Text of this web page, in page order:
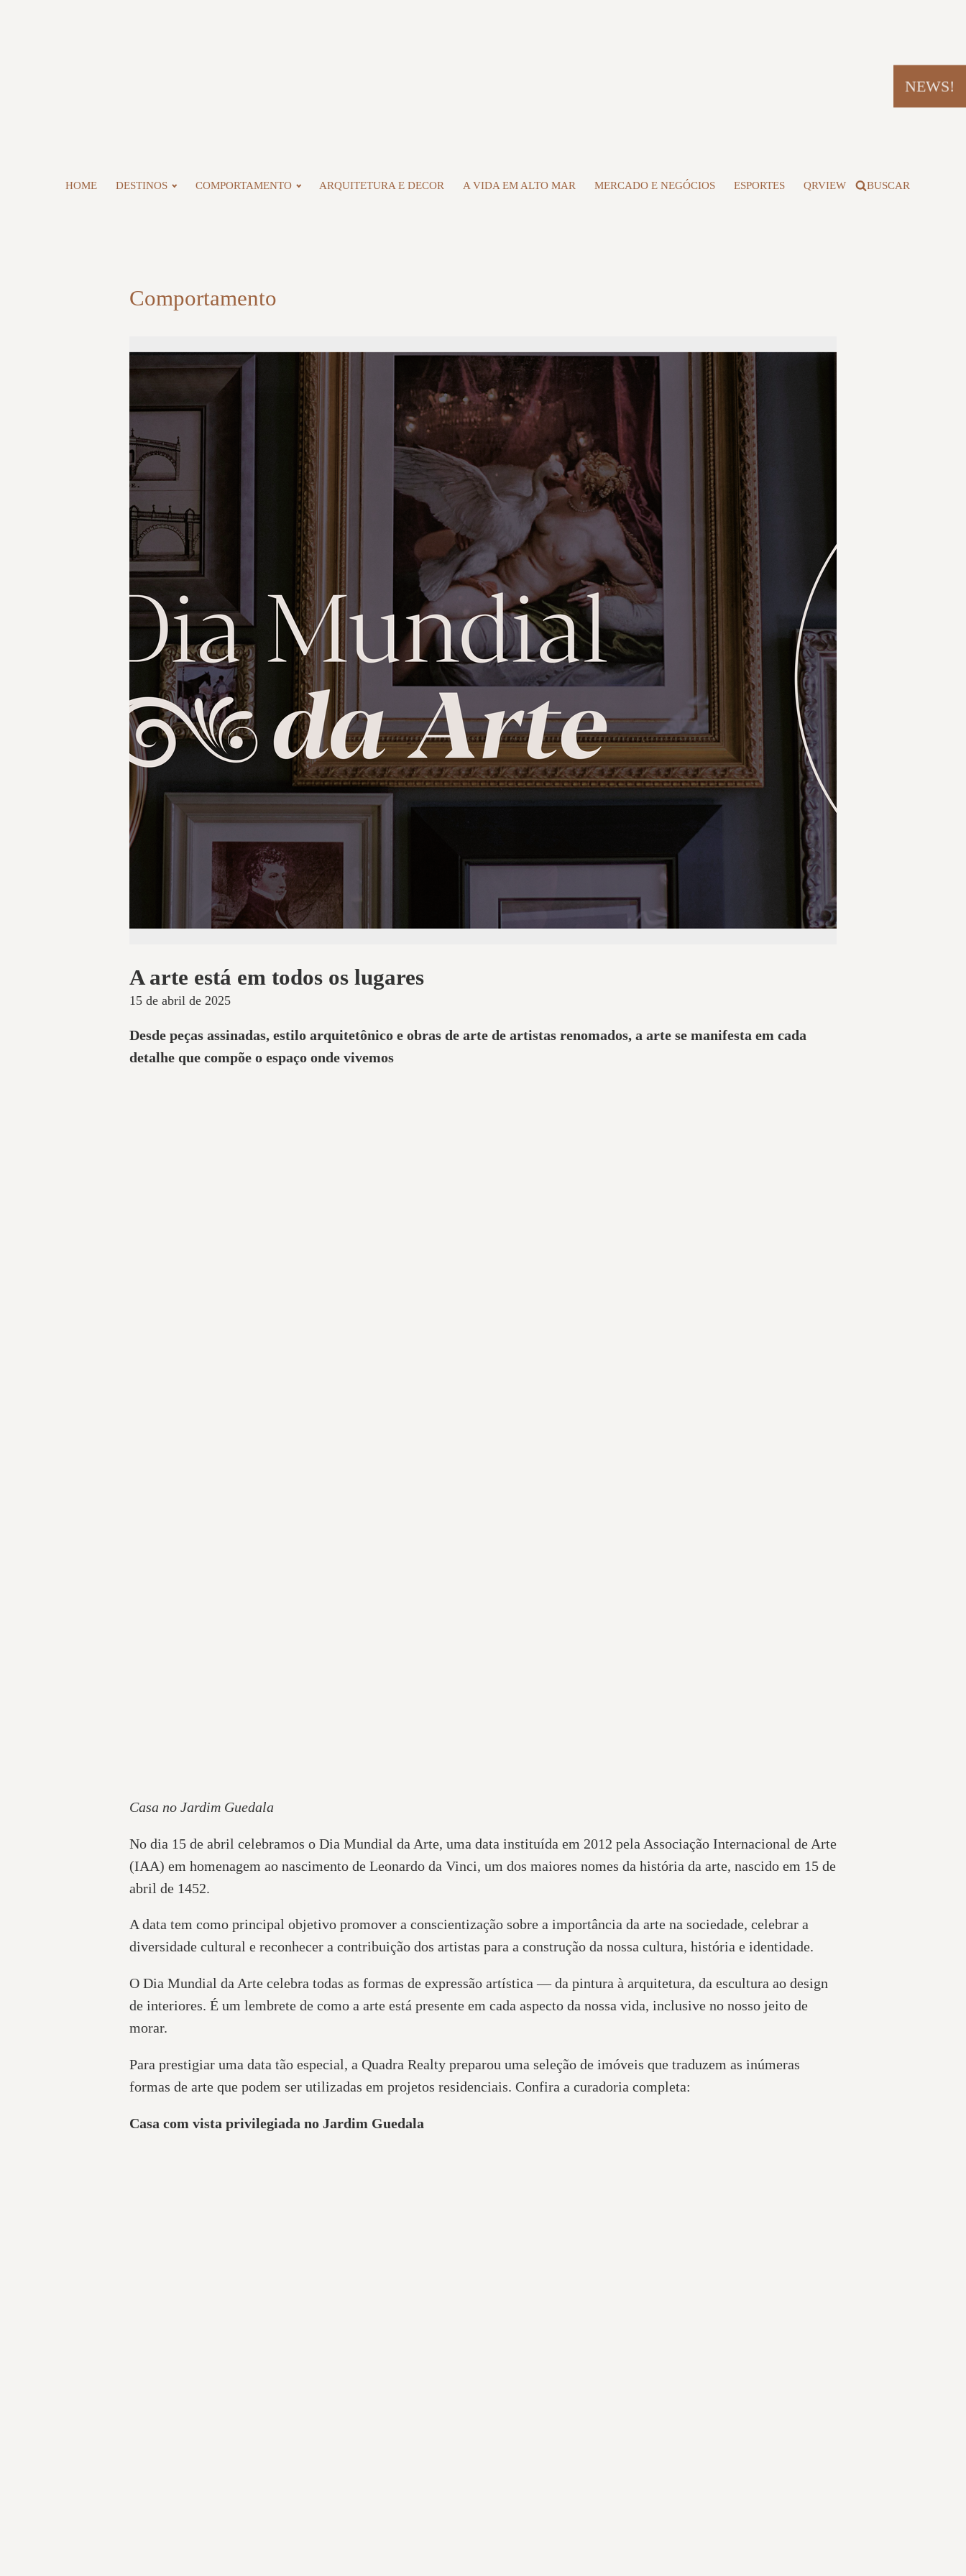
NEWS!
HOME DESTINOS COMPORTAMENTO ARQUITETURA E DECOR A VIDA EM ALTO MAR MERCADO E NEGÓCIOS ESPORTES QRVIEW BUSCAR
Comportamento
A arte está em todos os lugares
15 de abril de 2025
Desde peças assinadas, estilo arquitetônico e obras de arte de artistas renomados, a arte se manifesta em cada
detalhe que compõe o espaço onde vivemos
Casa no Jardim Guedala
No dia 15 de abril celebramos o Dia Mundial da Arte, uma data instituída em 2012 pela Associação Internacional de Arte
(IAA) em homenagem ao nascimento de Leonardo da Vinci, um dos maiores nomes da história da arte, nascido em 15 de
abril de 1452.
A data tem como principal objetivo promover a conscientização sobre a importância da arte na sociedade, celebrar a
diversidade cultural e reconhecer a contribuição dos artistas para a construção da nossa cultura, história e identidade.
O Dia Mundial da Arte celebra todas as formas de expressão artística — da pintura à arquitetura, da escultura ao design
de interiores. É um lembrete de como a arte está presente em cada aspecto da nossa vida, inclusive no nosso jeito de
morar.
Para prestigiar uma data tão especial, a Quadra Realty preparou uma seleção de imóveis que traduzem as inúmeras
formas de arte que podem ser utilizadas em projetos residenciais. Confira a curadoria completa:
Casa com vista privilegiada no Jardim Guedala